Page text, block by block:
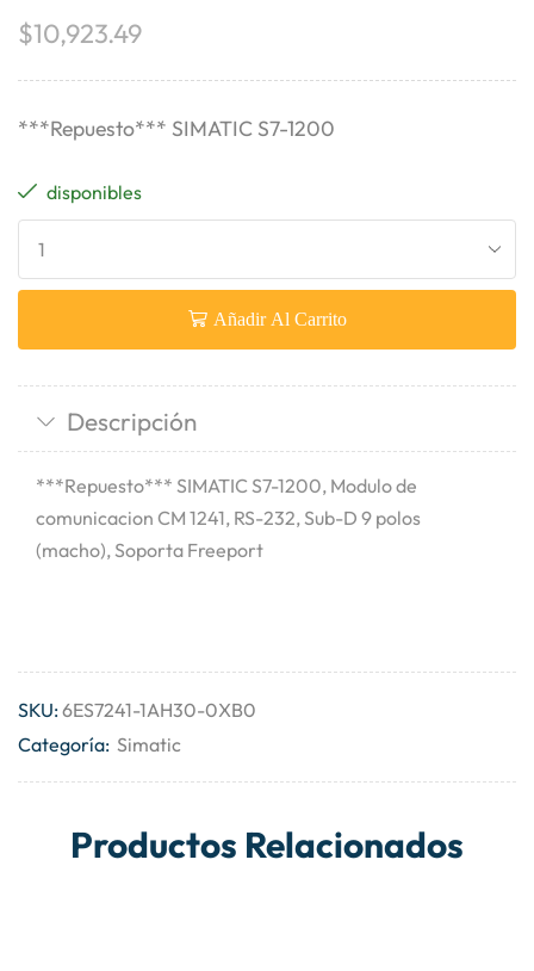
$10,923.49
***Repuesto*** SIMATIC S7-1200
disponibles
Añadir Al Carrito
Descripción
***Repuesto*** SIMATIC S7-1200, Modulo de
comunicacion CM 1241, RS-232, Sub-D 9 polos
(macho), Soporta Freeport
SKU:6ES7241-1AH30-0XB0
Categoría: Simatic
Productos Relacionados